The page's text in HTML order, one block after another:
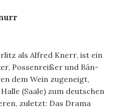
als Alfred Knerr, ist ein
Possenreißer und Bän-
dem Wein zugeneigt,
(Saale) zum deutschen
zuletzt: Das Drama